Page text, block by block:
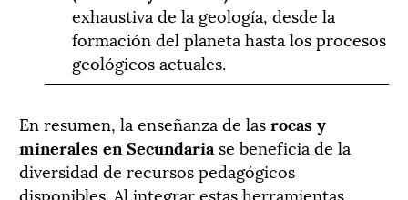
exhaustiva de la geología, desde la
formación del planeta hasta los procesos
geológicos actuales.
En resumen, la enseñanza de lasrocas y
minerales en Secundaria se beneficia de la
diversidad de recursos pedagógicos
disponibles. Al integrar estas herramientas,